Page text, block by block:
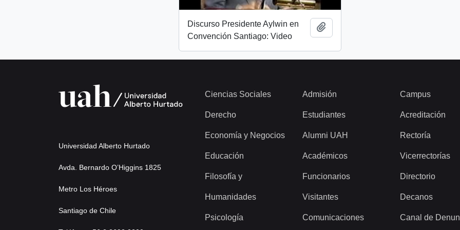
Discurso Presidente Aylwin en
Convención Santiago: Video
Universidad Alberto Hurtado
Avda. Bernardo O’Higgins 1825
Metro Los Héroes
Santiago de Chile
Ciencias Sociales
Derecho
Economía y Negocios
Educación
Filosofía y
Humanidades
Psicología
Admisión
Estudiantes
Alumni UAH
Académicos
Funcionarios
Visitantes
Comunicaciones
Campus
Acreditación
Rectoría
Vicerrectorías
Directorio
Decanos
Canal de